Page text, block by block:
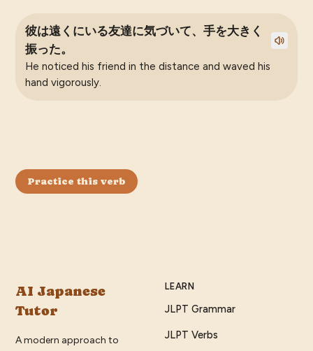
彼は遠くにいる友達に気づいて、手を大きく
振った。
He noticed his friend in the distance and waved his
hand vigorously.
Practice this verb
AI Japanese
Tutor
A modern approach to
LEARN
JLPT Grammar
JLPT Verbs